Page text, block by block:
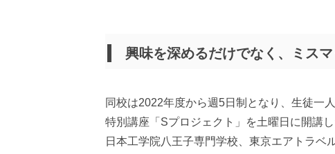
興味を深めるだけでなく、ミス
同校は2022年度から週5日制となり、生徒一
特別講座「Sプロジェクト」を土曜日に開講
日本工学院八王子専門学校、東京エアトラベ